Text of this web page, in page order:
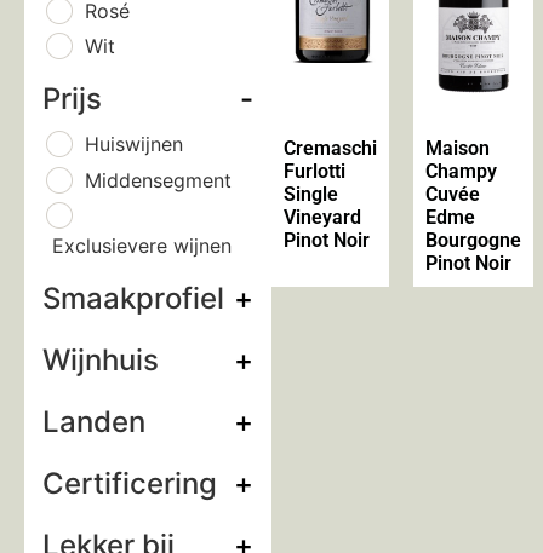
Rosé
Wit
Prijs -
Huiswijnen
Middensegment
Exclusievere wijnen
Smaakprofiel +
Wijnhuis
+
Landen
+
Certificering
+
Lekker bij
+
Cremaschi
Furlotti
Single
Vineyard
Pinot Noir
Maison
Champy
Cuvée
Edme
Bourgogne
Pinot Noir